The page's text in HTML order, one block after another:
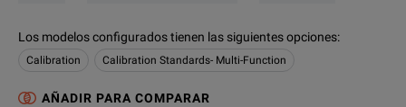
Los modelos configurados tienen las siguientes opciones:
Calibration Calibration Standards- Multi-Function
AÑADIR PARA COMPARAR